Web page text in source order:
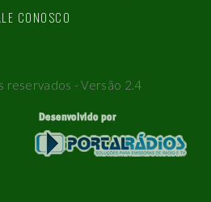
CONOSCO
reservados - Versão 2.4